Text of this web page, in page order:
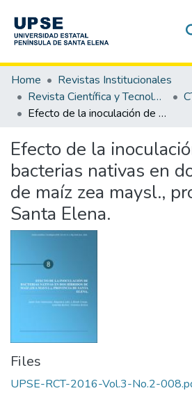
Communities & Collections
All of DSpace
Statistics
Home
Revistas Institucionales
Revista Científica y Tecnológica UPSE - CTU
Efecto de la inoculación de bacterias nativas en dos híbridos E de maíz zea maysl., provincia de Santa Elena.
Efecto de la
bacterias nativas en
de maíz zea maysl.,
Santa Elena.
Files
UPSE-RCT-2016-Vol.3-No.2-